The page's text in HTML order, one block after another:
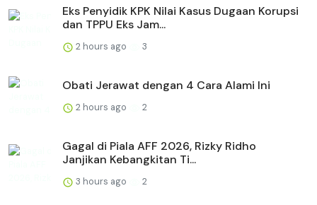
Eks Penyidik KPK Nilai Kasus Dugaan Korupsi
dan TPPU Eks Jam...
2 hours ago 3
Obati Jerawat dengan 4 Cara Alami Ini
2 hours ago 2
Gagal di Piala AFF 2026, Rizky Ridho
Janjikan Kebangkitan Ti...
3 hours ago 2